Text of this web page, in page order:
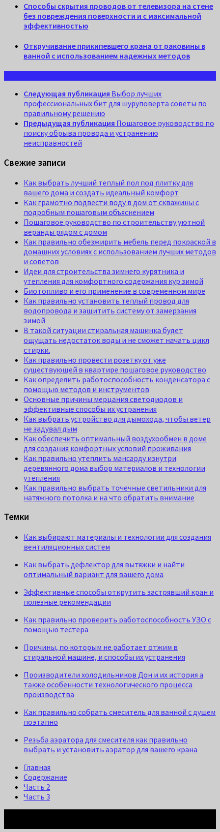
Способы скрытия проводов от телевизора на стене
без повреждения поверхности и с максимальной
эффективностью
Откручивание прикипевшего крана от раковины в
ванной с использованием надежных методов
Следующая публикация Выбор лучших
профессиональных бит для шуруповерта советы по
правильному решению
Предыдущая публикация Пошаговое руководство по
поиску обрыва провода и устранению
неисправностей
Свежие записи
Как выбрать лучший теплый пол под плитку для
вашего дома и создать идеальный комфорт
Как грамотно подвести воду в дом от скважины с
подробным пошаговым объяснением
Пошаговое руководство по строительству уютной
веранды рядом с домом
Как правильно обезжирить мебель перед покраской в
домашних условиях с использованием лучших методов
и советов
Идеи для строительства зимнего курятника и
утепления для комфортного содержания кур зимой
Биотопливо и его применение в современном мире
Как правильно установить теплый провод для
водопровода и защитить систему от замерзания
зимой
В такой ситуации стиральная машинка будет
ощущать недостаток воды и не сможет начать цикл
стирки.
Как правильно провести розетку от уже
существующей в квартире пошаговое руководство
Как определить работоспособность конденсатора с
помощью методов и инструментов
Основные причины мерцания светодиодов и
эффективные способы их устранения
Как выбрать устройство для дымохода, чтобы ветер
не задувал дым
Как обеспечить оптимальный воздухообмен в доме
для создания комфортных условий проживания
Как правильно утеплить мансарду изнутри
деревянного дома выбор материалов и технологии
утепления
Как правильно выбрать точечные светильники для
натяжного потолка и на что обратить внимание
Темки
Как выбирают материалы и технологии для создания
вентиляционных систем
Как выбрать дефлектор для вытяжки и найти
оптимальный вариант для вашего дома
Эффективные способы открутить застрявший кран и
полезные рекомендации
Как правильно проверить работоспособность УЗО с
помощью тестера
Причины, по которым не работает отжим в
стиральной машине, и способы их устранения
Производители холодильников Дон и их история а
также особенности технологического процесса
производства
Как правильно собрать смеситель для ванной с душем
поэтапно
Резьба аэратора для смесителя как правильно
выбрать и установить аэратор для вашего крана
Главная
Содержание
Часть 2
Часть 3